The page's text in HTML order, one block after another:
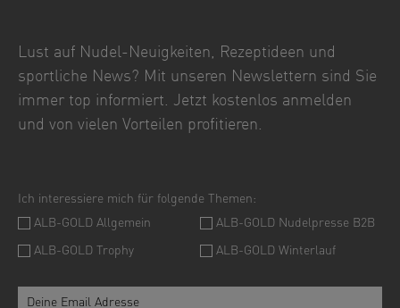
Lust auf Nudel-Neuigkeiten, Rezeptideen und
sportliche News? Mit unseren Newslettern sind Sie
immer top informiert. Jetzt kostenlos anmelden
und von vielen Vorteilen profitieren.